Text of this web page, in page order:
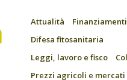
Attualità
Difesa fitosanitaria
Leggi, lavoro e fisco
Prezzi agricoli e mercati